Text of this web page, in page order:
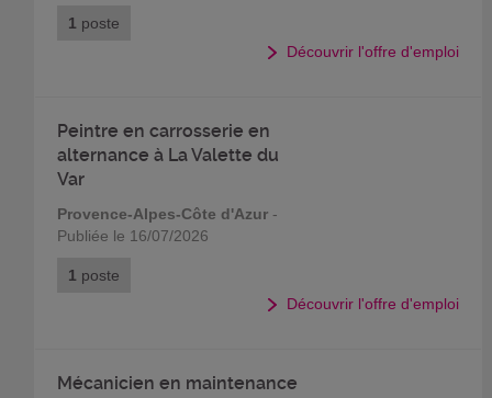
1 poste
Découvrir l'offre d'emploi
Peintre en carrosserie en
alternance à La Valette du
Var
Provence-Alpes-Côte d'Azur-
Publiée le 16/07/2026
1 poste
Découvrir l'offre d'emploi
Mécanicien en maintenance